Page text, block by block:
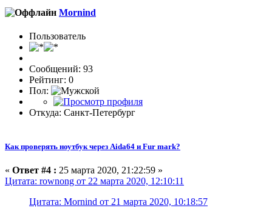
Mornind
Пользователь
Сообщений: 93
Рейтинг: 0
Пол:
Откуда: Санкт-Петербург
Как проверять ноутбук через Aida64 и Fur mark?
« Ответ #4 : 25 марта 2020, 21:22:59 »
Цитата: rownong от 22 марта 2020, 12:10:11
Цитата: Mornind от 21 марта 2020, 10:18:57